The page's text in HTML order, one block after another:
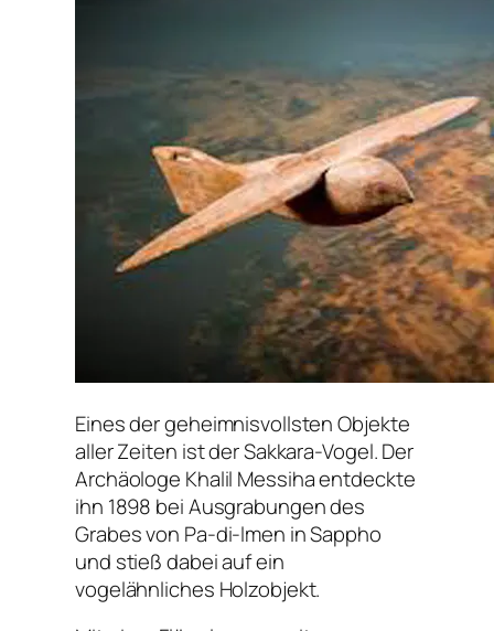
Eines der geheimnisvollsten Objekte
aller Zeiten ist der Sakkara-Vogel. Der
Archäologe Khalil Messiha entdeckte
ihn 1898 bei Ausgrabungen des
Grabes von Pa-di-lmen in Sappho
und stieß dabei auf ein
vogelähnliches Holzobjekt.